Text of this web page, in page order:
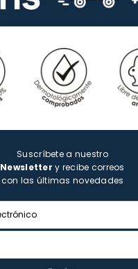
Suscríbete a nuestro
Newsletter y recibe correos
con las últimas novedades